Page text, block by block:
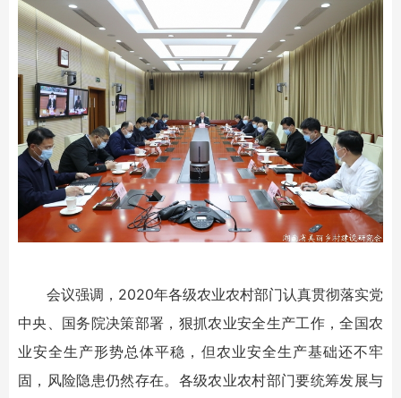
会议强调，2020年各级农业农村部门认真贯彻落实党
中央、国务院决策部署，狠抓农业安全生产工作，全国农
业安全生产形势总体平稳，但农业安全生产基础还不牢
固，风险隐患仍然存在。各级农业农村部门要统筹发展与